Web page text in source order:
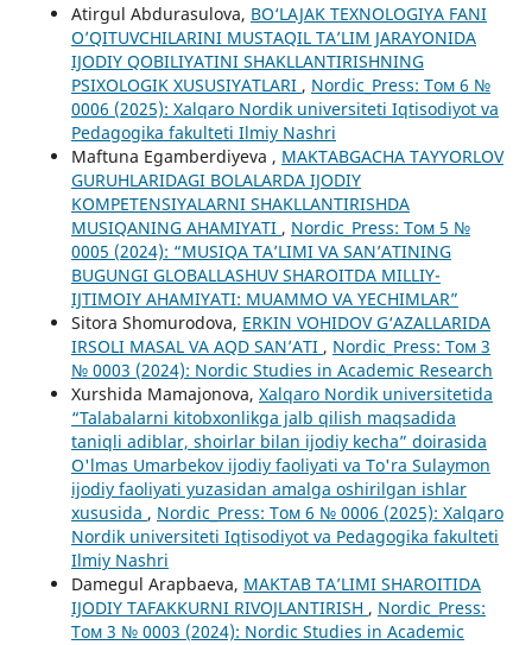
Atirgul Abdurasulova, BO‘LAJAK TEXNOLOGIYA FANI
O’QITUVCHILARINI MUSTAQIL TA’LIM JARAYONIDA
IJODIY QOBILIYATINI SHAKLLANTIRISHNING
PSIXOLOGIK XUSUSIYATLARI , Nordic_Press: Том 6 №
0006 (2025): Xalqaro Nordik universiteti Iqtisodiyot va
Pedagogika fakulteti Ilmiy Nashri
Maftuna Egamberdiyeva , MAKTABGACHA TAYYORLOV
GURUHLARIDAGI BOLALARDA IJODIY
KOMPETENSIYALARNI SHAKLLANTIRISHDA
MUSIQANING AHAMIYATI , Nordic_Press: Том 5 №
0005 (2024): “MUSIQA TA’LIMI VA SAN’ATINING
BUGUNGI GLOBALLASHUV SHAROITDA MILLIY-
IJTIMOIY AHAMIYATI: MUAMMO VA YECHIMLAR”
Sitora Shomurodova, ERKIN VOHIDOV G‘AZALLARIDA
IRSOLI MASAL VA AQD SAN’ATI , Nordic_Press: Том 3
№ 0003 (2024): Nordic Studies in Academic Research
Xurshida Mamajonova, Xalqaro Nordik universitetida
“Talabalarni kitobxonlikga jalb qilish maqsadida
taniqli adiblar, shoirlar bilan ijodiy kecha” doirasida
O'lmas Umarbekov ijodiy faoliyati va To'ra Sulaymon
ijodiy faoliyati yuzasidan amalga oshirilgan ishlar
xususida , Nordic_Press: Том 6 № 0006 (2025): Xalqaro
Nordik universiteti Iqtisodiyot va Pedagogika fakulteti
Ilmiy Nashri
Damegul Arapbaeva, MAKTAB TA’LIMI SHAROITIDA
IJODIY TAFAKKURNI RIVOJLANTIRISH , Nordic_Press:
Том 3 № 0003 (2024): Nordic Studies in Academic